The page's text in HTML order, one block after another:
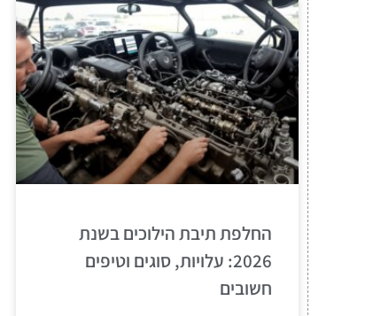
החלפת תיבת הילוכים בשנת
2026: עלויות, סוגים וטיפים
חשובים